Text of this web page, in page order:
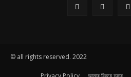
© all rights reserved. 2022